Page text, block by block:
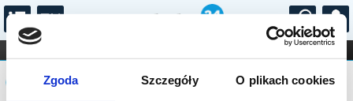
Zgoda Szczegóły O plikach cookies
...
FILHARMONIA OPERA I BALET
STAND-UP
Komunikat